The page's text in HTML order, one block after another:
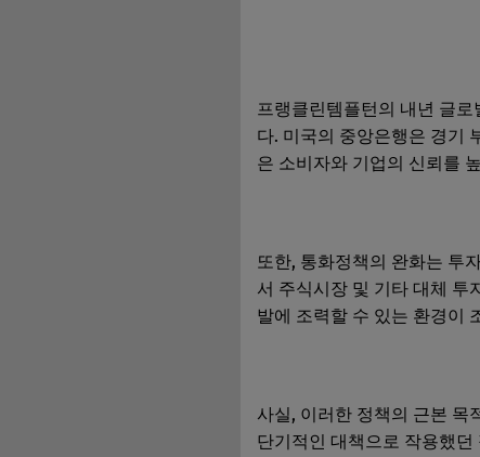
프랭클린템플턴의 내년 글
다. 미국의 중앙은행은 경기
은 소비자와 기업의 신뢰를
또한, 통화정책의 완화는 투
서 주식시장 및 기타 대체 투
발에 조력할 수 있는 환경이
사실, 이러한 정책의 근본 목
단기적인 대책으로 작용했